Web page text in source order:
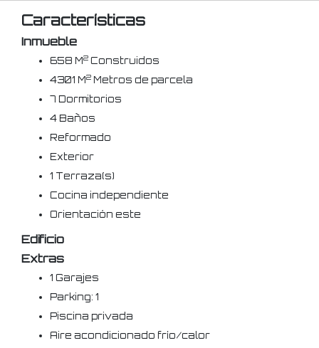
Características
Inmueble
658 M2 Construidos
4301 M2 Metros de parcela
7 Dormitorios
4 Baños
Reformado
Exterior
1 Terraza(s)
Cocina independiente
Orientación este
Edificio
Extras
1 Garajes
Parking: 1
Piscina privada
Aire acondicionado frío/calor